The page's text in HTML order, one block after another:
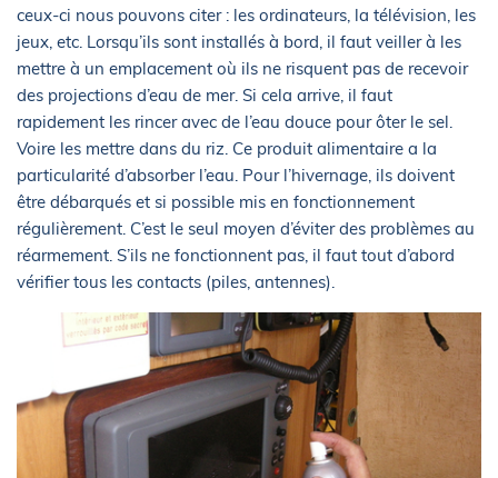
ceux-ci nous pouvons citer : les ordinateurs, la télévision, les
jeux, etc. Lorsqu’ils sont installés à bord, il faut veiller à les
mettre à un emplacement où ils ne risquent pas de recevoir
des projections d’eau de mer. Si cela arrive, il faut
rapidement les rincer avec de l’eau douce pour ôter le sel.
Voire les mettre dans du riz. Ce produit alimentaire a la
particularité d’absorber l’eau. Pour l’hivernage, ils doivent
être débarqués et si possible mis en fonctionnement
régulièrement. C’est le seul moyen d’éviter des problèmes au
réarmement. S’ils ne fonctionnent pas, il faut tout d’abord
vérifier tous les contacts (piles, antennes).